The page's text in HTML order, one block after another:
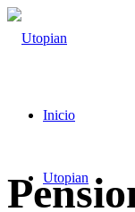
Inicio
Utopian